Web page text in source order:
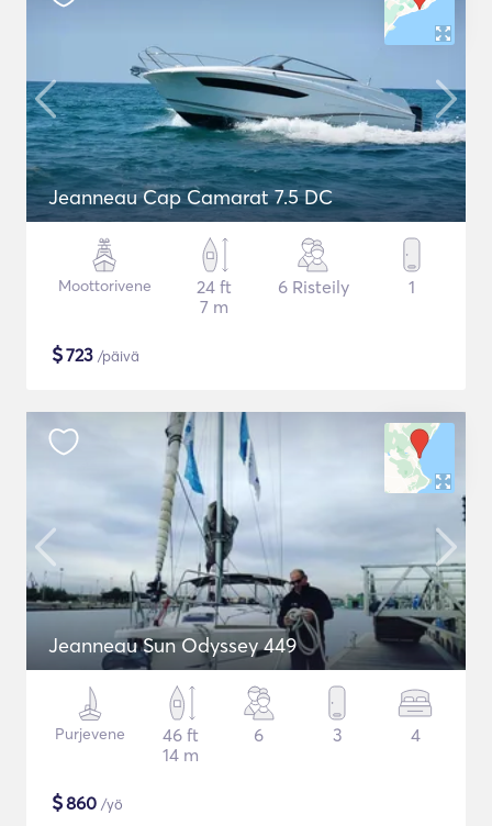
Jeanneau Cap Camarat 7.5 DC
Moottorivene
24 ft
7 m
6 Risteily 1
$723 /päivä
Jeanneau Sun Odyssey 449
Purjevene
46 ft
14 m
6 3 4
$860 /yö